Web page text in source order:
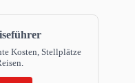
Kosten, Stellplätze